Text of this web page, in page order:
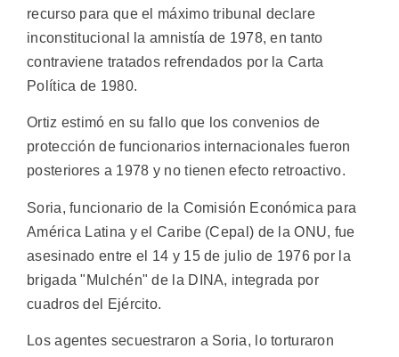
recurso para que el máximo tribunal declare
inconstitucional la amnistía de 1978, en tanto
contraviene tratados refrendados por la Carta
Política de 1980.
Ortiz estimó en su fallo que los convenios de
protección de funcionarios internacionales fueron
posteriores a 1978 y no tienen efecto retroactivo.
Soria, funcionario de la Comisión Económica para
América Latina y el Caribe (Cepal) de la ONU, fue
asesinado entre el 14 y 15 de julio de 1976 por la
brigada "Mulchén" de la DINA, integrada por
cuadros del Ejército.
Los agentes secuestraron a Soria, lo torturaron